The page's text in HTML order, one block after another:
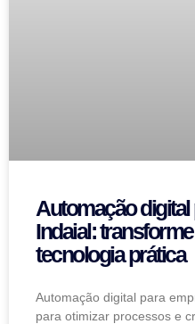
Automação
Indaial:
tecnologia prática
Automação digital para
para otimizar processos e